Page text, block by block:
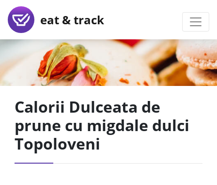
eat & track
Calorii Dulceata de
prune cu migdale dulci
Topoloveni